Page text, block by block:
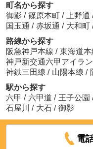
町名から探す
御影 / 篠原本町 / 上野通
国玉通 / 赤坂通 / 大和町
路線から探す
阪急神戸本線 / 東海道本
神戸新交通六甲アイラ
神鉄三田線 / 山陽本線 /
駅から探す
六甲 / 六甲道 / 王子公園
石屋川
/ 大石 / 御影
電